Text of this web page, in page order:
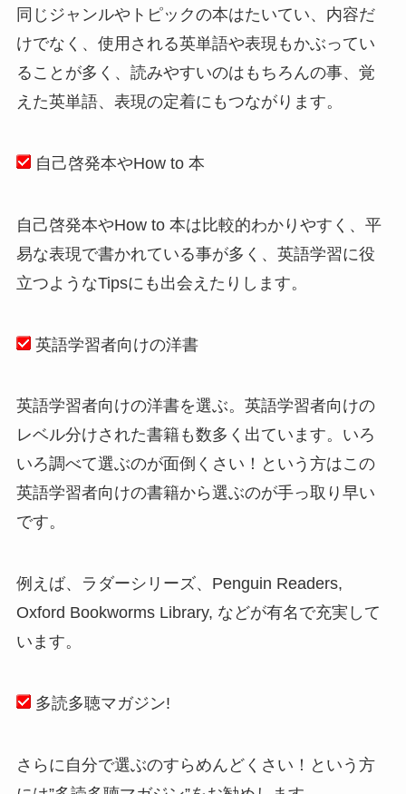
同じジャンルやトピックの本はたいてい、内容だ
けでなく、使用される英単語や表現もかぶってい
ることが多く、読みやすいのはもちろんの事、覚
えた英単語、表現の定着にもつながります。
自己啓発本やHow to 本
自己啓発本やHow to 本は比較的わかりやすく、平
易な表現で書かれている事が多く、英語学習に役
立つようなTipsにも出会えたりします。
英語学習者向けの洋書
英語学習者向けの洋書を選ぶ。英語学習者向けの
レベル分けされた書籍も数多く出ています。いろ
いろ調べて選ぶのが面倒くさい！という方はこの
英語学習者向けの書籍から選ぶのが手っ取り早い
です。
例えば、ラダーシリーズ、Penguin Readers,
Oxford Bookworms Library, などが有名で充実して
います。
多読多聴マガジン!
さらに自分で選ぶのすらめんどくさい！という方